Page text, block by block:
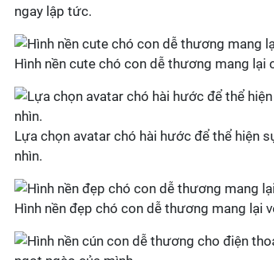
ngay lập tức.
Hình nền cute chó con dễ thương mang lại
Lựa chọn avatar chó hài hước để thể hiện
nhìn.
Hình nền đẹp chó con dễ thương mang lại